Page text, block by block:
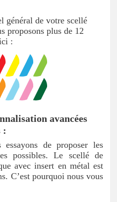
général de votre scellé
proposons plus de 12
:
avancées
:
de proposer les
possibles. Le scellé de
avec insert en métal est
C’est pourquoi nous vous